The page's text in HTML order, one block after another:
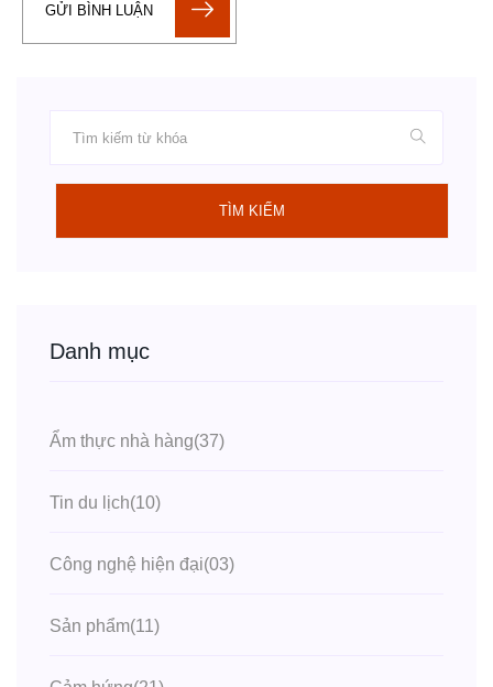
GỬI BÌNH LUẬN
TÌM KIẾM
Danh mục
Ẩm thực nhà hàng(37)
Tin du lịch(10)
Công nghệ hiện đại(03)
Sản phẩm(11)